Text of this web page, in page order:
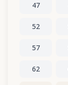
47
52
57
62